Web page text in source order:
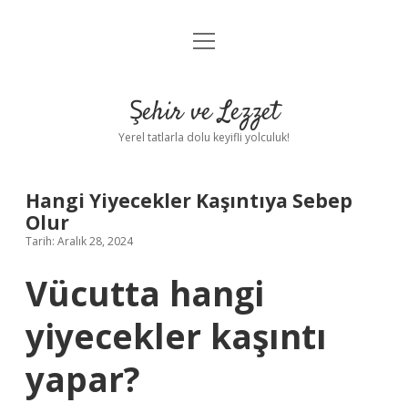
Anasayfa
Yasal Uyarı
menüyü
Şehir ve Lezzet
Yerel tatlarla dolu keyifli yolculuk!
Hangi Yiyecekler Kaşıntıya Sebep
Olur
Tarih: Aralık 28, 2024
Vücutta hangi
yiyecekler kaşıntı
yapar?